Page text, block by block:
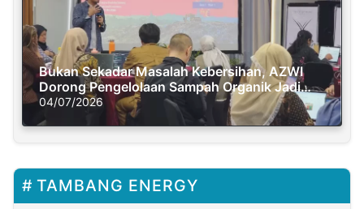
Bukan Sekadar Masalah Kebersihan, AZWI
Dorong Pengelolaan Sampah Organik Jadi
Solusi Krisis Iklim
04/07/2026
TAMBANG ENERGY